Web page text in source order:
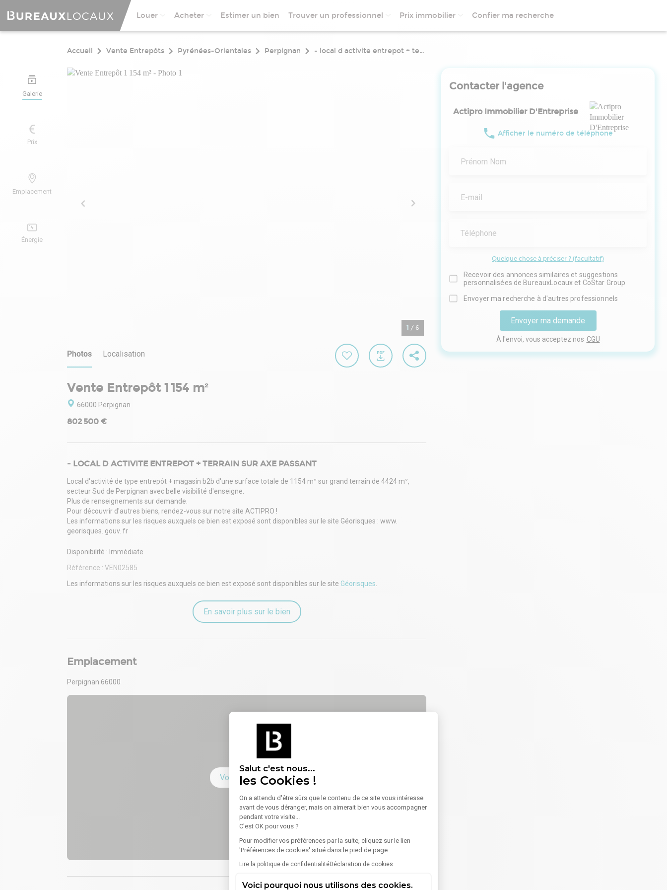
Salut c'est nous...
les Cookies !
On a attendu d'être sûrs que le contenu de ce site vous intéresse
avant de vous déranger, mais on aimerait bien vous accompagner
pendant votre visite...
C'est OK pour vous ?
Pour modifier vos préférences par la suite, cliquez sur le lien
'Préférences de cookies' situé dans le pied de page.
Lire la politique de confidentialitéDéclaration de cookies
Voici pourquoi nous utilisons des cookies.
Louer Acheter Estimer un bien Trouver un professionnel Prix immobilier Confier ma recherche
Galerie
Prix
Emplacement
Énergie
Accueil Vente Entrepôts Pyrénées-Orientales Perpignan - local d activite entrepot + terrain sur axe passant
1 / 6
Photos Localisation
Vente Entrepôt 1 154 m²
66000 Perpignan
802 500 €
- LOCAL D ACTIVITE ENTREPOT + TERRAIN SUR AXE PASSANT
Local d'activité de type entrepôt + magasin b2b d'une surface totale de 1154 m² sur grand terrain de 4424 m²,
secteur Sud de Perpignan avec belle visibilité d'enseigne.
Plus de renseignements sur demande.
Pour découvrir d'autres biens, rendez-vous sur notre site ACTIPRO !
Les informations sur les risques auxquels ce bien est exposé sont disponibles sur le site Géorisques : www.
georisques. gouv. fr
Disponibilité : Immédiate
Référence : VEN02585
Les informations sur les risques auxquels ce bien est exposé sont disponibles sur le site Géorisques.
En savoir plus sur le bien
Emplacement
Perpignan 66000
Voir sur la carte
Contacter l'agence
Actipro Immobilier D'Entreprise
Afficher le numéro de téléphone
Prénom Nom
E-mail
Téléphone
Quelque chose à préciser ? (facultatif)
Recevoir des annonces similaires et suggestions
personnalisées de BureauxLocaux et CoStar Group
Envoyer ma recherche à d'autres professionnels
Envoyer ma demande
À l'envoi, vous acceptez nos CGU